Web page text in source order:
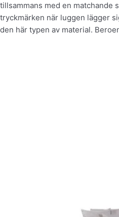
tillsammans med en matchande
tryckmärken när luggen lägger
den här typen av material.